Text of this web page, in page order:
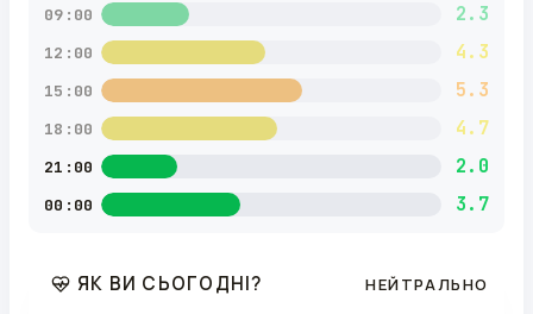
09:00 2.3
12:00 4.3
15:00 5.3
18:00 4.7
21:00 2.0
00:00 3.7
ЯК ВИ СЬОГОДНІ? НЕЙТРАЛЬНО